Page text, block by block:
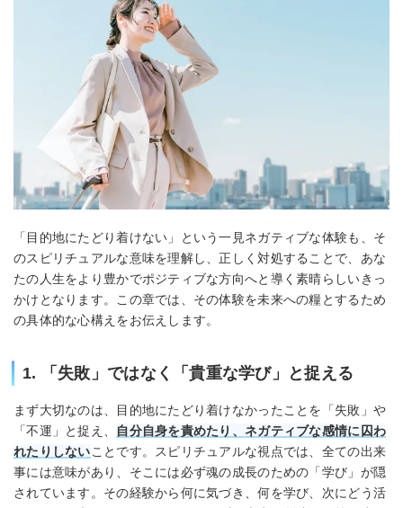
「目的地にたどり着けない」という一見ネガティブな体験も、そ
のスピリチュアルな意味を理解し、正しく対処することで、あな
たの人生をより豊かでポジティブな方向へと導く素晴らしいきっ
かけとなります。この章では、その体験を未来への糧とするため
の具体的な心構えをお伝えします。
1. 「失敗」ではなく「貴重な学び」と捉える
まず大切なのは、目的地にたどり着けなかったことを「失敗」や
「不運」と捉え、
自分自身を責めたり、ネガティブな感情に囚わ
れたりしないことです。スピリチュアルな視点では、全ての出来
事には意味があり、そこには必ず魂の成長のための「学び」が隠
されています。その経験から何に気づき、何を学び、次にどう活